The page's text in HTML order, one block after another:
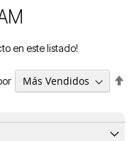
en este listado!